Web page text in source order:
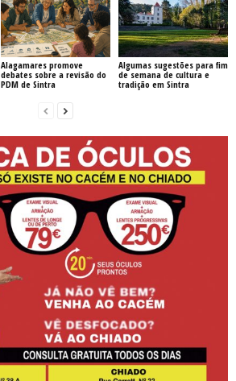
Alagamares promove
debates sobre a revisão do
PDM de Sintra
Algumas sugestões para fim
de semana de cultura e
tradição em Sintra